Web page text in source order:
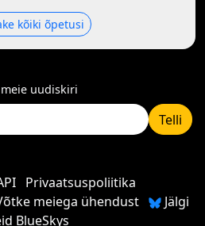
kõiki õpetusi
uudiskiri
Telli
Privaatsuspoliitika
meiega ühendust
Jälgi
BlueSkys